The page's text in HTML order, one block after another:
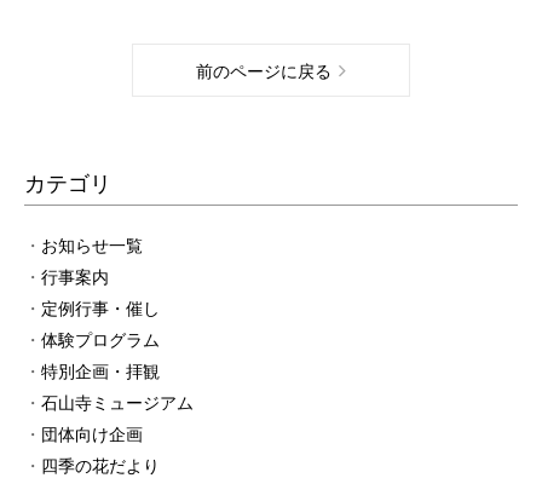
前のページに戻る
カテゴリ
お知らせ一覧
行事案内
定例行事・催し
体験プログラム
特別企画・拝観
石山寺ミュージアム
団体向け企画
四季の花だより